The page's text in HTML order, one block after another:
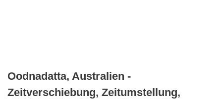
Oodnadatta, Australien -
Zeitverschiebung, Zeitumstellung,